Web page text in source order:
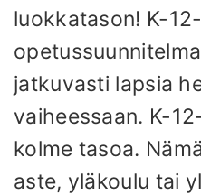
luokkatason! K-12-
jatkuvasti lapsia
vaiheessaan. K-
kolme tasoa.
aste, yläkoulu tai